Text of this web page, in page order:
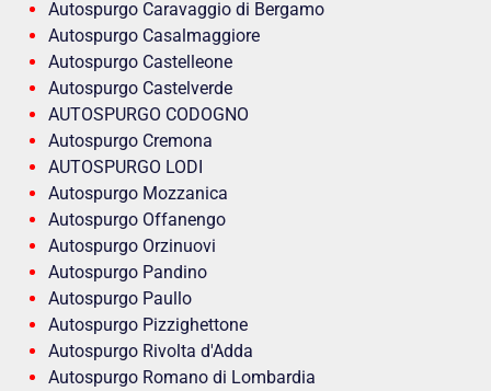
Autospurgo Caravaggio di Bergamo
Autospurgo Casalmaggiore
Autospurgo Castelleone
Autospurgo Castelverde
AUTOSPURGO CODOGNO
Autospurgo Cremona
AUTOSPURGO LODI
Autospurgo Mozzanica
Autospurgo Offanengo
Autospurgo Orzinuovi
Autospurgo Pandino
Autospurgo Paullo
Autospurgo Pizzighettone
Autospurgo Rivolta d'Adda
Autospurgo Romano di Lombardia